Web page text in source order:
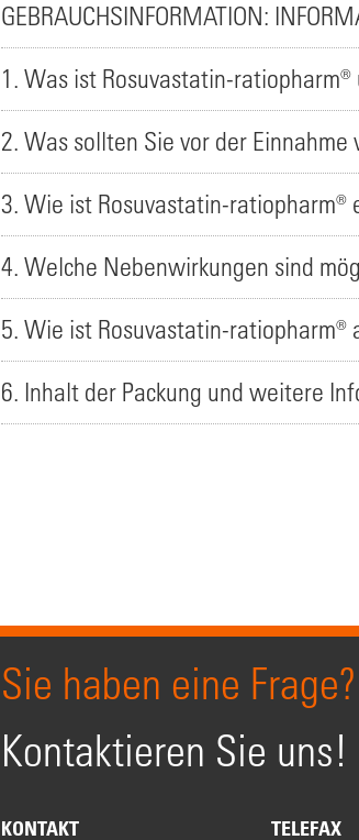
GEBRAUCHSINFORMATION:
1. Was ist Rosuvastatin-
2. Was sollten Sie vor der
3. Wie ist Rosuvastatin-ratiopharm®
4. Welche Nebenwirkungen sind
5. Wie ist Rosuvastatin-ratiopharm®
6. Inhalt der Packung und weitere
Sie haben eine Frage?
Kontaktieren Sie uns!
KONTAKT TELEFAX